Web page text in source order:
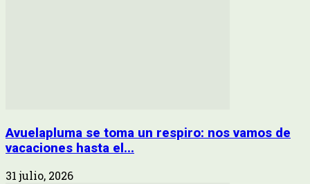
Avuelapluma se toma un respiro: nos vamos de
vacaciones hasta el...
31 julio, 2026